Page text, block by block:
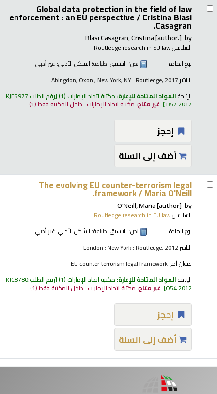
Global data protection in the field of law
enforcement : an EU perspective /Cristina Blasi
Casagran.
by
Blasi Casagran, Cristina[author.]
السلاسل:Routledge research in EU law
نوع المادة :
نص؛ التنسيق: طباعة؛ الشكل الأدبي: غير أدبي
الناشر:Abingdon, Oxon ; New York, NY : Routledge, 2017
الإتاحة:المواد المتاحة للإعارة: مكتبة اتحاد الإمارات (1) رقم الطلب:KJE5977
.B57 2017
.غير متاح: مكتبة اتحاد الإمارات : داخل المكتبة فقط(1).
إحجز
أضف إلى السلة
The evolving EU counter-terrorism legal
framework /Maria O'Neill.
by
O'Neill, Maria[author]
السلاسل:Routledge research in EU law
نوع المادة :
نص؛ التنسيق: طباعة؛ الشكل الأدبي: غير أدبي
الناشر:London ; New York : Routledge, 2012
عنوان آخر:EU counter-terrorism legal framework
الإتاحة:المواد المتاحة للإعارة: مكتبة اتحاد الإمارات (1) رقم الطلب:KJC8780
O54 2012
.غير متاح: مكتبة اتحاد الإمارات : داخل المكتبة فقط(1).
إحجز
أضف إلى السلة